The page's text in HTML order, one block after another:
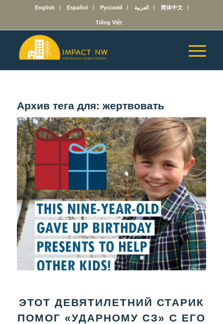
English Español Русский العربية 简体中文
Tiếng Việt
Архив тега для: жертвовать
ЭТОТ ДЕВЯТИЛЕТНИЙ СТАРИК
ПОМОГ «УДАРНОМУ СЗ» С ЕГО